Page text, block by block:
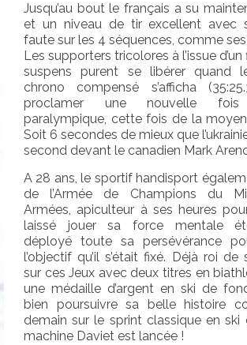
Jusqu’au bout le français a su
et un niveau de tir excellent avec
faute sur les 4 séquences, comme
Les supporters tricolores à l’issue
suspens purent se libérer quand
chrono compensé s’afficha
proclamer une nouvelle fois
paralympique, cette fois de la
Soit 6 secondes de mieux que
second devant le canadien Mark
A 28 ans, le sportif handisport
de l’Armée de Champions du
Armées, apiculteur à ses heures
laissé jouer sa force mentale
déployé toute sa persévérance
l’objectif qu’il s’était fixé. Déjà roi
sur ces Jeux avec deux titres en
une médaille d’argent en ski de
bien poursuivre sa belle histoire
demain sur le sprint classique en ski
machine Daviet est lancée !